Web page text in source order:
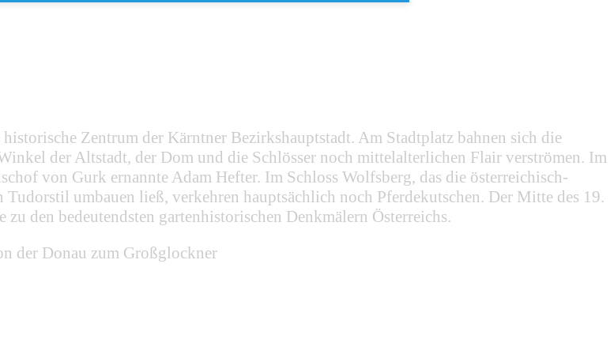
Zentrum der Kärntner Bezirkshauptstadt. Am Stadtplatz bahnen sich die
der Altstadt, der Dom und die Schlösser noch mittelalterlichen Flair verströmen. Im
von Gurk ernannte Adam Hefter. Im Schloss Wolfsberg, das die österreichisch-
umbauen ließ, verkehren hauptsächlich noch Pferdekutschen. Der Mitte des 19.
den bedeutendsten gartenhistorischen Denkmälern Österreichs.
der Donau zum Großglockner